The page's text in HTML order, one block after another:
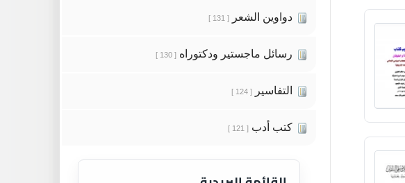
دواوين الشعر [ 131 ]
رسائل ماجستير ودكتوراه [ 130 ]
التفاسير [ 124 ]
كتب أدب [ 121 ]